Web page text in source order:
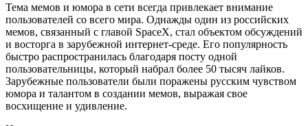
Тема мемов и юмора в сети всегда привлекает внимание
пользователей со всего мира. Однажды один из российских
мемов, связанный с главой SpaceX, стал объектом обсуждений
и восторга в зарубежной интернет-среде. Его популярность
быстро распространилась благодаря посту одной
пользовательницы, который набрал более 50 тысяч лайков.
Зарубежные пользователи были поражены русским чувством
юмора и талантом в создании мемов, выражая свое
восхищение и удивление.